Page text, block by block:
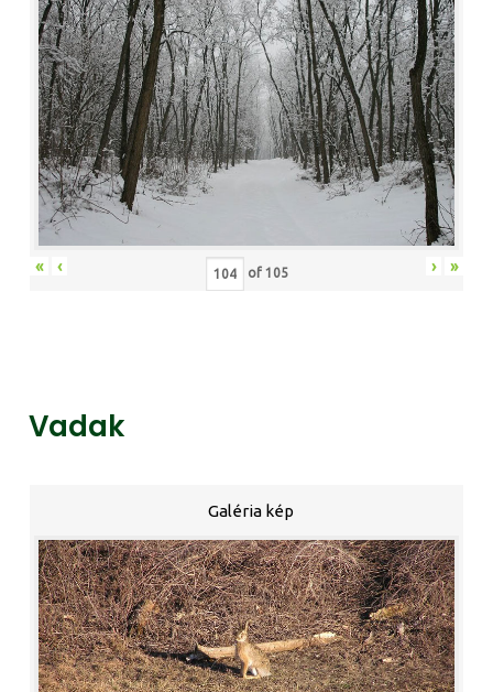
« ‹ of 105 › »
Vadak
Galéria kép